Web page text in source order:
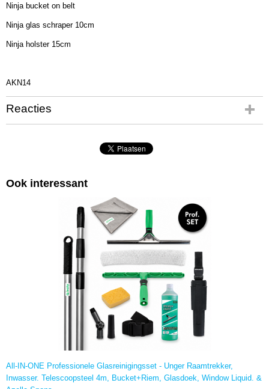
Ninja bucket on belt
Ninja glas schraper 10cm
Ninja holster 15cm
AKN14
Reacties
Ook interessant
All-IN-ONE Professionele Glasreinigingsset - Unger Raamtrekker,
Inwasser. Telescoopsteel 4m, Bucket+Riem, Glasdoek, Window Liquid. &